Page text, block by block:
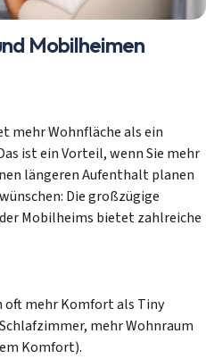
Unsere
Login
Mobilheimen
mehr Wohnfläche als ein
ist ein Vorteil, wenn Sie mehr
längeren Aufenthalt planen
Die großzügige
Mobilheims bietet zahlreiche
oft mehr Komfort als Tiny
mehr Wohnraum
Komfort).